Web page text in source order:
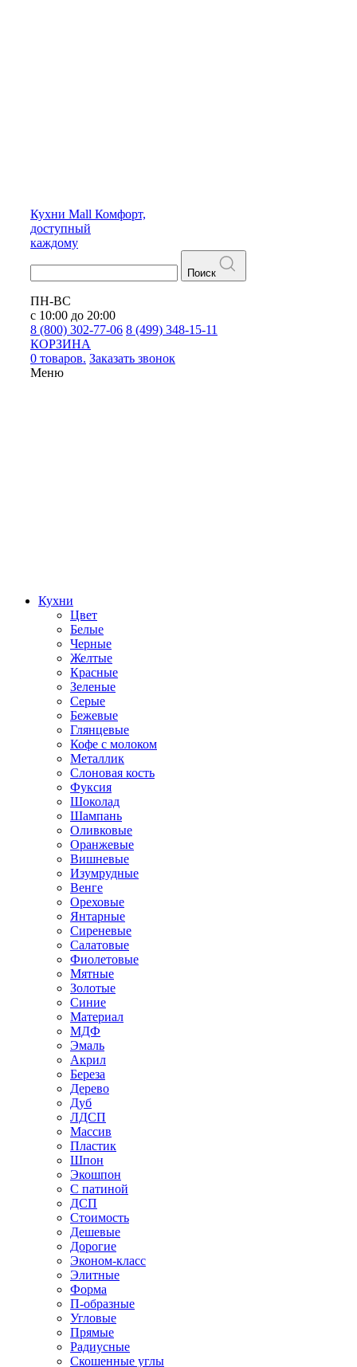
Кухни Mall Комфорт,
доступный
каждому
Поиск
ПН-ВС
с 10:00 до 20:00
8 (800) 302-77-06 8 (499) 348-15-11
КОРЗИНА
0 товаров. Заказать звонок
Меню
Кухни
Цвет
Белые
Черные
Желтые
Красные
Зеленые
Серые
Бежевые
Глянцевые
Кофе с молоком
Металлик
Слоновая кость
Фуксия
Шоколад
Шампань
Оливковые
Оранжевые
Вишневые
Изумрудные
Венге
Ореховые
Янтарные
Сиреневые
Салатовые
Фиолетовые
Мятные
Золотые
Синие
Материал
МДФ
Эмаль
Акрил
Береза
Дерево
Дуб
ЛДСП
Массив
Пластик
Шпон
Экошпон
С патиной
ДСП
Стоимость
Дешевые
Дорогие
Эконом-класс
Элитные
Форма
П-образные
Угловые
Прямые
Радиусные
Скошенные углы